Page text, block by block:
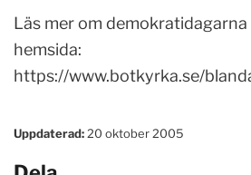
Läs mer om
hemsida:
https://www.botkyrka.se/
Uppdaterad: 20 oktober 2005